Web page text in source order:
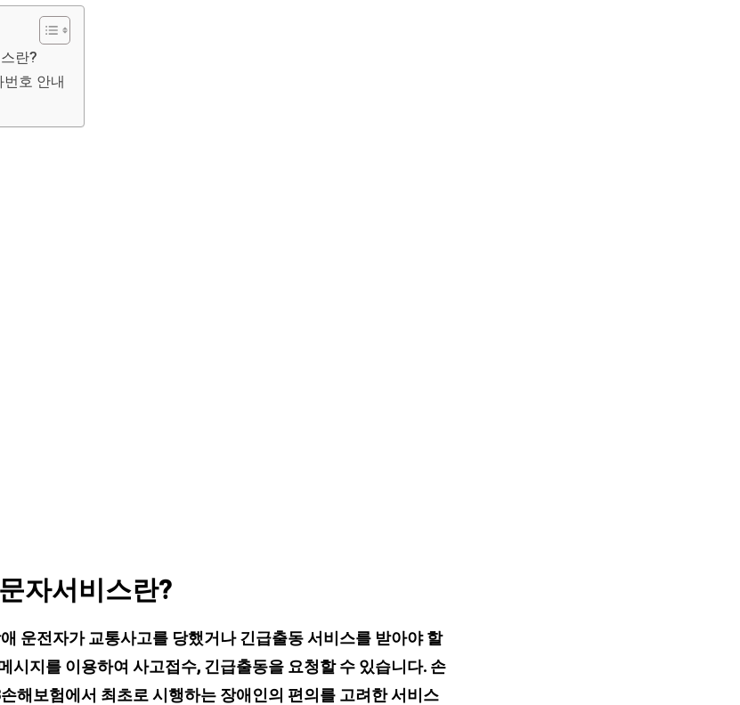
란?
호 안내
자서비스란?
운전자가 교통사고를 당했거나 긴급출동 서비스를 받아야 할
시지를 이용하여 사고접수, 긴급출동을 요청할 수 있습니다. 손
해보험에서 최초로 시행하는 장애인의 편의를 고려한 서비스